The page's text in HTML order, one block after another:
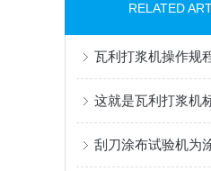
RELATED
瓦利打浆机操作规
这就是瓦利打浆机